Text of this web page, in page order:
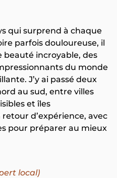
qui surprend à chaque
parfois douloureuse, il
beauté incroyable, des
du monde
J’y ai passé deux
au sud, entre villes
et îles
d’expérience, avec
pour préparer au mieux
local)